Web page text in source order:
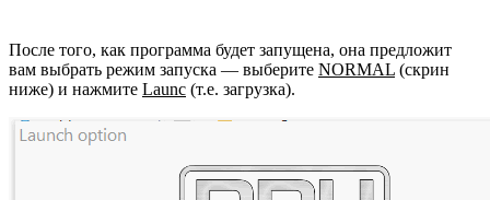
После того, как программа будет запущена, она предложит
вам выбрать режим запуска — выберите NORMAL (скрин
ниже) и нажмите Launc (т.е. загрузка).